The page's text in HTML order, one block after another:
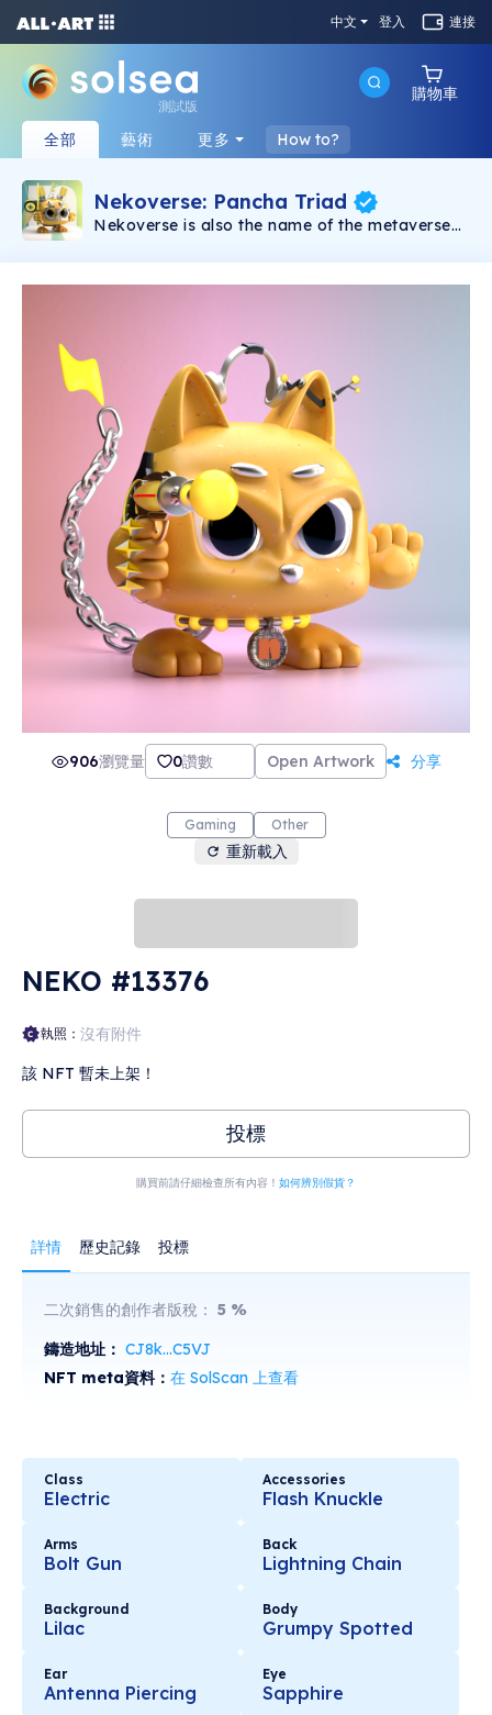
中文 登入 連接
測試版
購物車
全部 藝術 更多 How to?
Nekoverse: Pancha Triad
Nekoverse is also the name of the metaverse
their own paths in discovering, interacting with
906瀏覽量 0讚數 Open Artwork 分享
Gaming Other
重新載入
NEKO #13376
執照： 沒有附件
該 NFT 暫未上架！
投標
購買前請仔細檢查所有內容！ 如何辨別假貨？
詳情 歷史記錄 投標
二次銷售的創作者版稅： 5 %
鑄造地址： CJ8k...C5VJ
NFT meta資料： 在 SolScan 上查看
Class
Electric
Accessories
Flash Knuckle
Arms
Bolt Gun
Back
Lightning Chain
Background
Lilac
Body
Grumpy Spotted
Ear
Antenna Piercing
Eye
Sapphire